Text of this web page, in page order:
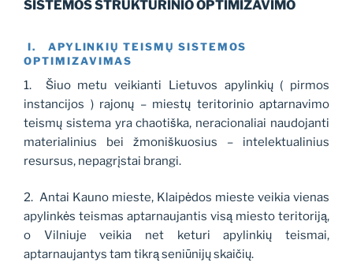
SISTEMOS STRUKTŪRINIO OPTIMIZAVIMO
I. APYLINKIŲ TEISMŲ SISTEMOS
OPTIMIZAVIMAS
1. Šiuo metu veikianti Lietuvos apylinkių ( pirmos
instancijos ) rajonų – miestų teritorinio aptarnavimo
teismų sistema yra chaotiška, neracionaliai naudojanti
materialinius bei žmoniškuosius – intelektualinius
resursus, nepagrįstai brangi.
2. Antai Kauno mieste, Klaipėdos mieste veikia vienas
apylinkės teismas aptarnaujantis visą miesto teritoriją,
o Vilniuje veikia net keturi apylinkių teismai,
aptarnaujantys tam tikrą seniūnijų skaičių.